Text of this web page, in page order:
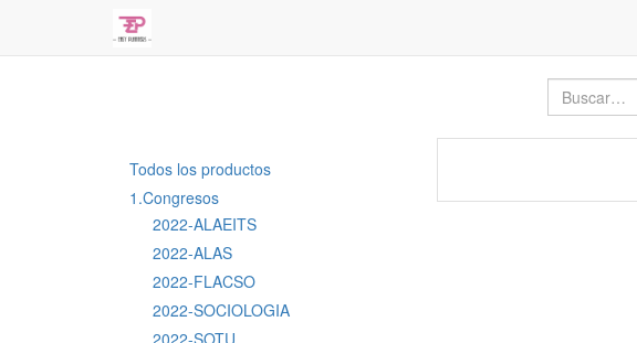
Todos los productos
1.Congresos
2022-ALAEITS
2022-ALAS
2022-FLACSO
2022-SOCIOLOGIA
2022-SOTU